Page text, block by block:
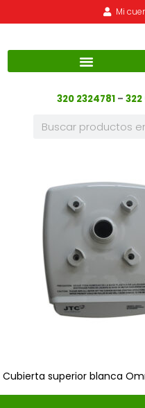
Mi
320 2324781– 322
Cubierta superior blanca